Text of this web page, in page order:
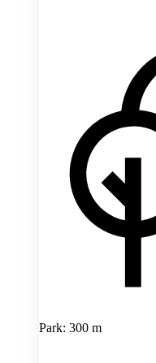
Park: 300 m